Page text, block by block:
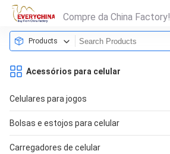
Compre da China Factory!
Products
Acessórios para celular
Celulares para jogos
Bolsas e estojos para celular
Carregadores de celular